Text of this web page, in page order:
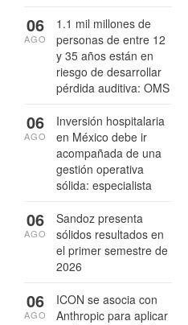
1.1 mil millones de
personas de entre 12
y 35 años están en
riesgo de desarrollar
pérdida auditiva: OMS
06
AGO
Inversión hospitalaria
en México debe ir
acompañada de una
gestión operativa
sólida: especialista
06
AGO
Sandoz presenta
sólidos resultados en
el primer semestre de
2026
06
AGO
ICON se asocia con
Anthropic para aplicar
06
AGO